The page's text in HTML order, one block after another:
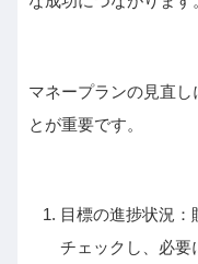
マネープランの見直
とが重要です。
目標の進捗状況
チェックし、必要